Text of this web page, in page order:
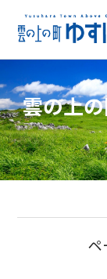
雲の上
ペ